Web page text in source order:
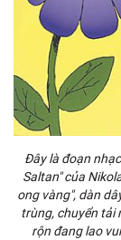
Đây là đoạn
Saltan" của
ong vàng", dàn
trùng, chuyển tải
rộn đang lao